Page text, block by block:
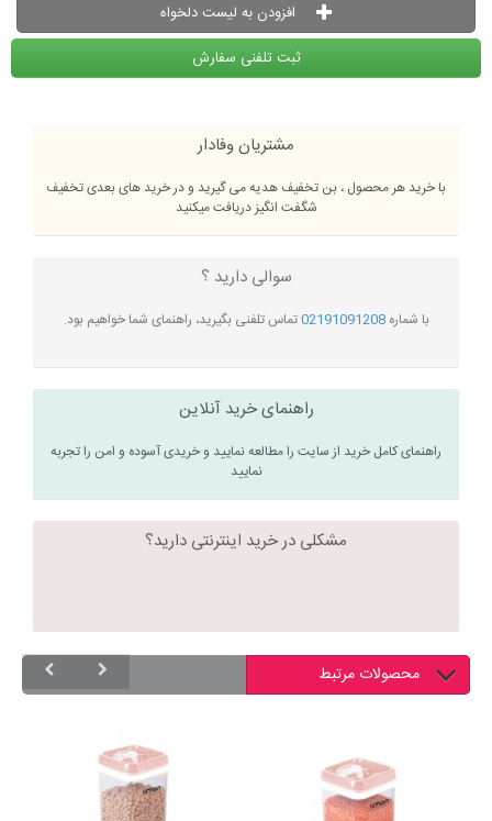
افزودن به لیست دلخواه
ثبت تلفنی سفارش
مشتریان وفادار
با خرید هر محصول ، بن تخفیف هدیه می گیرید و در خرید های بعدی تخفیف
شگفت انگیز دریافت میکنید
سوالی دارید ؟
با شماره02191091208تماس تلفنی بگیرید، راهنمای شما خواهیم بود.
راهنمای خرید آنلاین
راهنمای کامل خرید از سایت را مطالعه نمایید و خریدی آسوده و امن را تجربه
نمایید
مشکلی در خرید اینترنتی دارید؟
محصولات مرتبط